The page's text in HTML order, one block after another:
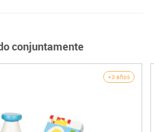
conjuntamente
+3 años